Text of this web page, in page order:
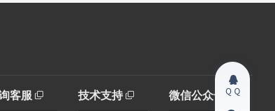
客服 技术支持 微信公众号